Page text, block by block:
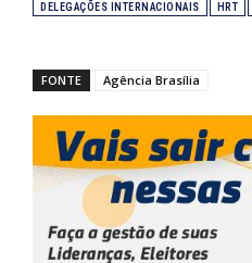
DELEGAÇÕES INTERNACIONAIS HRT
FONTE Agência Brasília